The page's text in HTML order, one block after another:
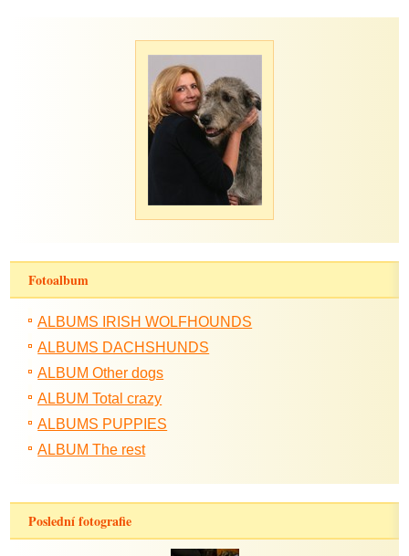
Fotoalbum
ALBUMS IRISH WOLFHOUNDS
ALBUMS DACHSHUNDS
ALBUM Other dogs
ALBUM Total crazy
ALBUMS PUPPIES
ALBUM The rest
Poslední fotografie